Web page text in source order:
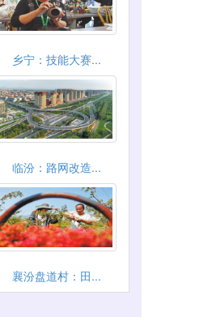
乡宁：技能大赛...
临汾：路网改造...
襄汾盘道村：田...